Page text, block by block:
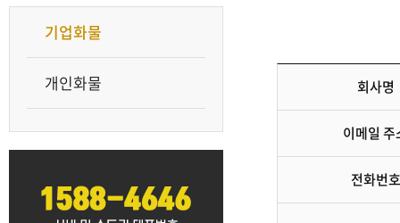
기업화물
개인화물
기업화물
회사명
이메일 주
전화번호